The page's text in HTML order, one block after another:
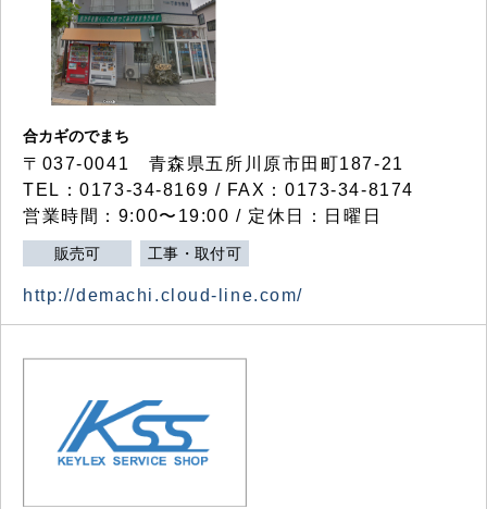
合カギのでまち
〒037-0041 青森県五所川原市田町187-21
TEL：0173-34-8169 / FAX：0173-34-8174
営業時間：9:00〜19:00 / 定休日：日曜日
販売可 工事・取付可
http://demachi.cloud-line.com/